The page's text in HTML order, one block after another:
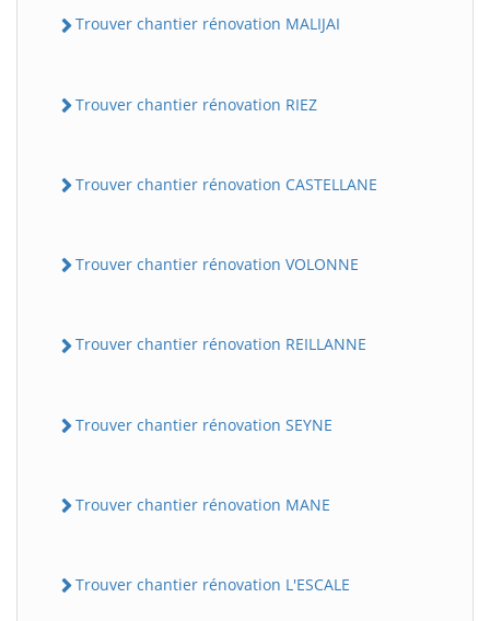
Trouver chantier rénovation MALIJAI
Trouver chantier rénovation RIEZ
Trouver chantier rénovation CASTELLANE
Trouver chantier rénovation VOLONNE
Trouver chantier rénovation REILLANNE
Trouver chantier rénovation SEYNE
Trouver chantier rénovation MANE
Trouver chantier rénovation L'ESCALE